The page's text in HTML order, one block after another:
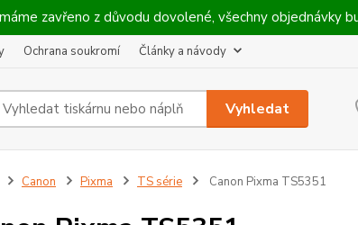
zavřeno z důvodu dovolené, všechny objednávky
Ochrana soukromí Články a návody
Vyhledat
Canon Pixma TS série Canon Pixma TS5351